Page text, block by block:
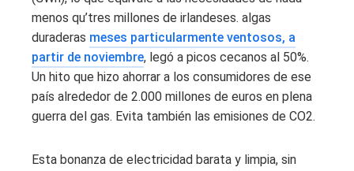
menos qu’tres millones de irlandeses. algas
duraderas meses particularmente ventosos, a
partir de noviembre, legó a picos cecanos al 50%.
Un hito que hizo ahorrar a los consumidores de ese
país alrededor de 2.000 millones de euros en plena
guerra del gas. Evita también las emisiones de CO2.
Esta bonanza de electricidad barata y limpia, sin